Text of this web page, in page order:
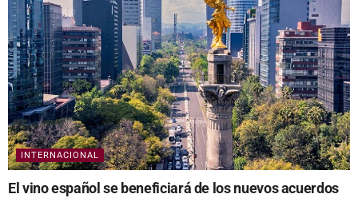
INTERNACIONAL
El vino español se beneficiará de los nuevos acuerdos